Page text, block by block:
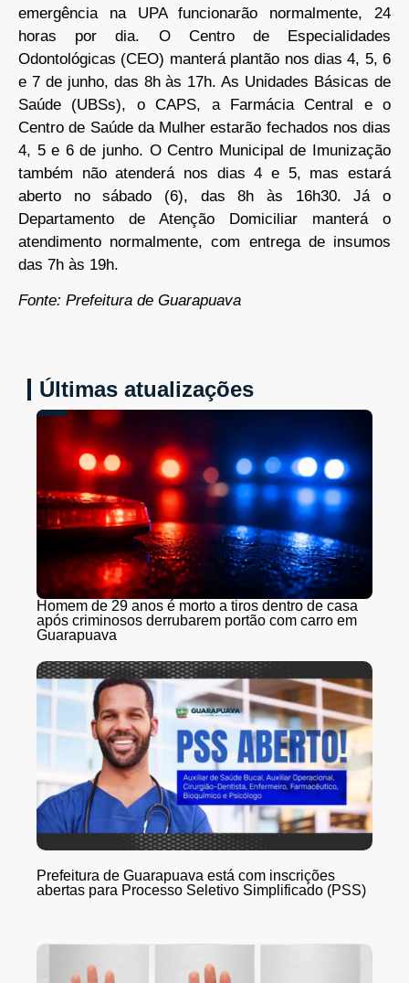
emergência na UPA funcionarão normalmente, 24
horas por dia. O Centro de Especialidades
Odontológicas (CEO) manterá plantão nos dias 4, 5, 6
e 7 de junho, das 8h às 17h. As Unidades Básicas de
Saúde (UBSs), o CAPS, a Farmácia Central e o
Centro de Saúde da Mulher estarão fechados nos dias
4, 5 e 6 de junho. O Centro Municipal de Imunização
também não atenderá nos dias 4 e 5, mas estará
aberto no sábado (6), das 8h às 16h30. Já o
Departamento de Atenção Domiciliar manterá o
atendimento normalmente, com entrega de insumos
das 7h às 19h.
Fonte: Prefeitura de Guarapuava
Últimas atualizações
Homem de 29 anos é morto a tiros dentro de casa
após criminosos derrubarem portão com carro em
Guarapuava
Prefeitura de Guarapuava está com inscrições
abertas para Processo Seletivo Simplificado (PSS)